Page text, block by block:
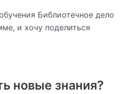
Библиотечное дело
и хочу поделиться
новые знания?